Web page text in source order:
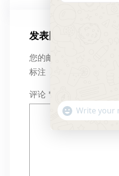
发表回复
您的邮箱地址不会被公开
标注
评论 *